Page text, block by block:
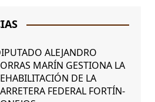
ALEJANDRO
MARÍN GESTIONA LA
DE LA
FEDERAL FORTÍN-